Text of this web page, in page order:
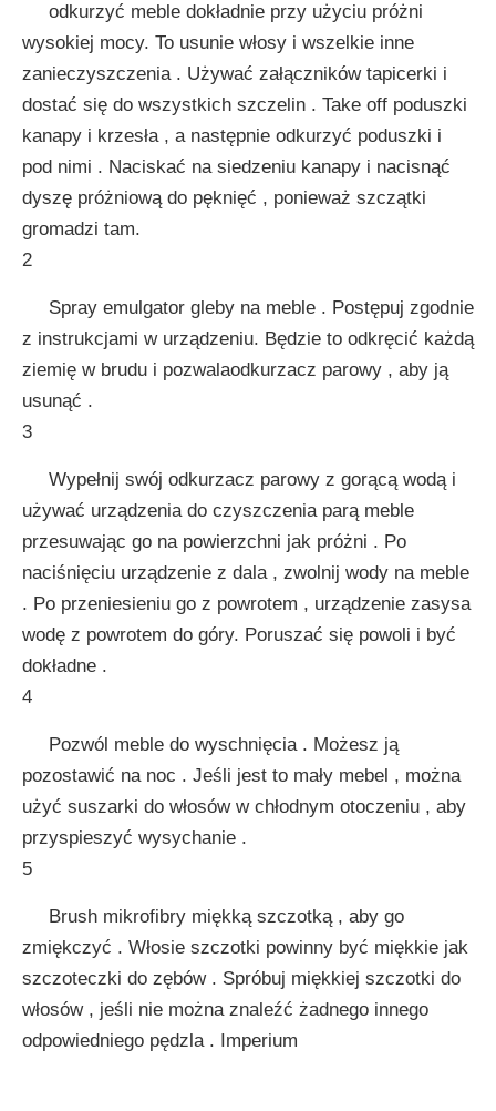
odkurzyć meble dokładnie przy użyciu próżni
wysokiej mocy. To usunie włosy i wszelkie inne
zanieczyszczenia . Używać załączników tapicerki i
dostać się do wszystkich szczelin . Take off poduszki
kanapy i krzesła , a następnie odkurzyć poduszki i
pod nimi . Naciskać na siedzeniu kanapy i nacisnąć
dyszę próżniową do pęknięć , ponieważ szczątki
gromadzi tam.
2
Spray emulgator gleby na meble . Postępuj zgodnie
z instrukcjami w urządzeniu. Będzie to odkręcić każdą
ziemię w brudu i pozwalaodkurzacz parowy , aby ją
usunąć .
3
Wypełnij swój odkurzacz parowy z gorącą wodą i
używać urządzenia do czyszczenia parą meble
przesuwając go na powierzchni jak próżni . Po
naciśnięciu urządzenie z dala , zwolnij wody na meble
. Po przeniesieniu go z powrotem , urządzenie zasysa
wodę z powrotem do góry. Poruszać się powoli i być
dokładne .
4
Pozwól meble do wyschnięcia . Możesz ją
pozostawić na noc . Jeśli jest to mały mebel , można
użyć suszarki do włosów w chłodnym otoczeniu , aby
przyspieszyć wysychanie .
5
Brush mikrofibry miękką szczotką , aby go
zmiękczyć . Włosie szczotki powinny być miękkie jak
szczoteczki do zębów . Spróbuj miękkiej szczotki do
włosów , jeśli nie można znaleźć żadnego innego
odpowiedniego pędzla . Imperium